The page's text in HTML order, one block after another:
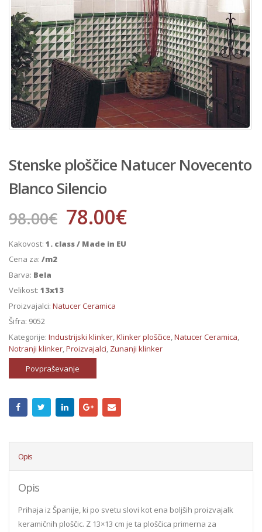
Stenske ploščice Natucer Novecento
Blanco Silencio
98.00€ 78.00€
Kakovost: 1. class / Made in EU
Cena za: /m2
Barva: Bela
Velikost: 13x13
Proizvajalci: Natucer Ceramica
Šifra: 9052
Kategorije: Industrijski klinker Klinker ploščice Natucer Ceramica
Notranji klinker Proizvajalci Zunanji klinker
Povpraševanje
Opis
Opis
Prihaja iz Španije, ki po svetu slovi kot ena boljših proizvajalk
keramičnih ploščic. Z 13×13 cm je ta ploščica primerna za